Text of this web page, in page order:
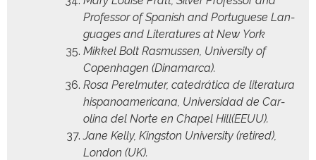
Pro­fes­sor of Span­ish and Por­tuguese Lan­
guages and Lit­er­a­tures at New York
Mikkel Bolt Ras­mussen, Uni­ver­si­ty of
Copen­hagen (Dina­mar­ca).
Rosa Perel­muter, cat­e­dráti­ca de lit­er­atu­ra
his­panoamer­i­cana, Uni­ver­si­dad de Car­
oli­na del Norte en Chapel Hill(EEUU).
Jane Kel­ly, Kingston Uni­ver­si­ty (retired),
Lon­don (UK).